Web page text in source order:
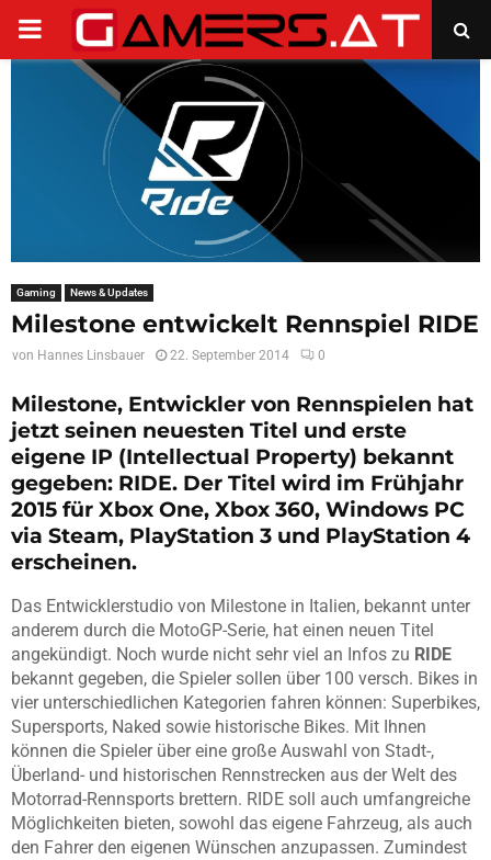
PRIMARY
MENU
Gaming News & Updates
Milestone entwickelt Rennspiel RIDE
von Hannes Linsbauer 22. September 2014 0
Milestone, Entwickler von Rennspielen hat
jetzt seinen neuesten Titel und erste
eigene IP (Intellectual Property) bekannt
gegeben: RIDE. Der Titel wird im Frühjahr
2015 für Xbox One, Xbox 360, Windows PC
via Steam, PlayStation 3 und PlayStation 4
erscheinen.
Das Entwicklerstudio von Milestone in Italien, bekannt unter
anderem durch die MotoGP-Serie, hat einen neuen Titel
angekündigt. Noch wurde nicht sehr viel an Infos zu RIDE
bekannt gegeben, die Spieler sollen über 100 versch. Bikes in
vier unterschiedlichen Kategorien fahren können: Superbikes,
Supersports, Naked sowie historische Bikes. Mit Ihnen
können die Spieler über eine große Auswahl von Stadt-,
Überland- und historischen Rennstrecken aus der Welt des
Motorrad-Rennsports brettern. RIDE soll auch umfangreiche
Möglichkeiten bieten, sowohl das eigene Fahrzeug, als auch
den Fahrer den eigenen Wünschen anzupassen. Zumindest